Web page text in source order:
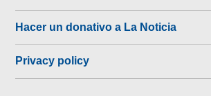
Hacer un donativo a La Noticia
Privacy policy